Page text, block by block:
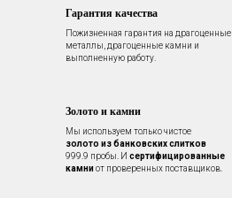
Мы используем только чистое
золото из банковских слитков
999.9 пробы. И сертифицированные
камниот проверенных поставщиков.
Золото и камни
Гарантия качества
Пожизненная гарантия на драгоценные
металлы, драгоценные камни и
выполненную работу.